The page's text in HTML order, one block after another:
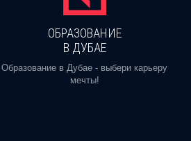
ОБРАЗОВАНИЕ
В ДУБАЕ
Образование в Дубае - выбери карьеру
мечты!